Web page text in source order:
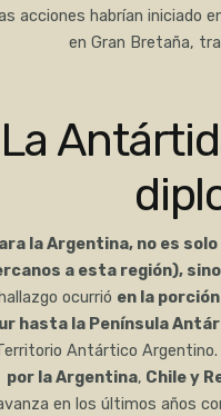
acciones habrían iniciado
en Gran Bretaña,
La
la Argentina, no es
a esta región),
ocurrió en la
hasta la Península
Antártico Argentino.
por la Argentina, Chile y
en los últimos años